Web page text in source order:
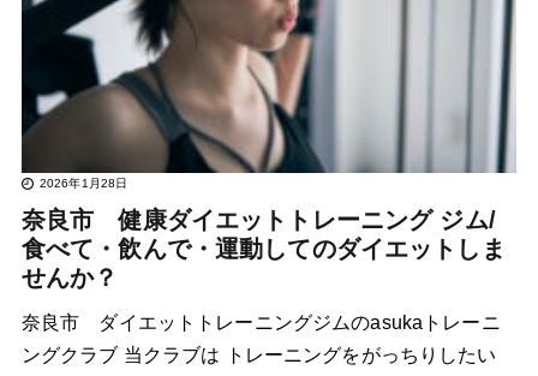
2026年1月28日
奈良市 健康ダイエットトレーニング ジム/
食べて・飲んで・運動してのダイエットしま
せんか？
奈良市 ダイエットトレーニングジムのasukaトレーニ
ングクラブ 当クラブは トレーニングをがっちりしたい